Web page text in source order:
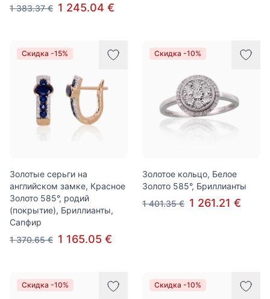
1 383.37 € 1 245.04 €
Скидка -15%
Золотые серьги на
английском замке, Красное
Золото 585°, родий
(покрытие), Бриллианты,
Сапфир
1 370.65 € 1 165.05 €
Скидка -10%
Золотое кольцо, Белое
Золото 585°, Бриллианты
1 401.35 € 1 261.21 €
Скидка -10% Скидка -10%